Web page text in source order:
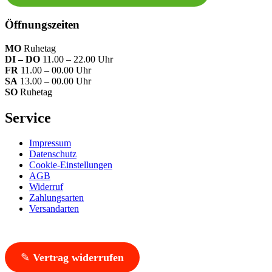
Öffnungszeiten
MO Ruhetag
DI – DO 11.00 – 22.00 Uhr
FR 11.00 – 00.00 Uhr
SA 13.00 – 00.00 Uhr
SO Ruhetag
Service
Impressum
Datenschutz
Cookie-Einstellungen
AGB
Widerruf
Zahlungsarten
Versandarten
✎ Vertrag widerrufen